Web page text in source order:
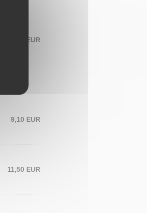
7,50 EUR
9,10 EUR
11,50 EUR